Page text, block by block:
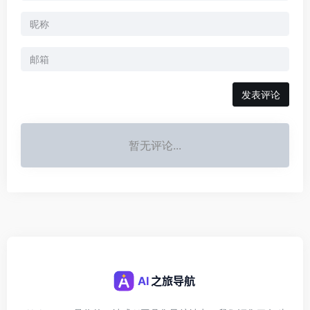
发表评论
暂无评论...